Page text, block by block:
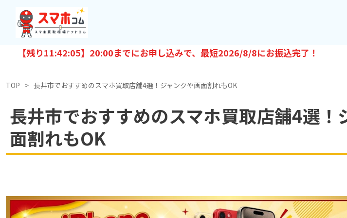
【残り11:42:04】20:00までにお申し込みで、最短2026/8/8にお振込完了！
TOP 長井市でおすすめのスマホ買取店舗4選！ジャンクや画面割れもOK
長井市でおすすめのスマホ買取店舗4選！
面割れもOK